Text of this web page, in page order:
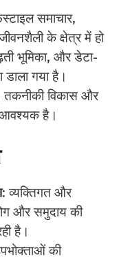
समाचार,
के क्षेत्र में हो
भूमिका, और डेटा-
गया है।
तकनीकी विकास और
आवश्यक है।
: व्यक्तिगत और
और समुदाय की
है।
की